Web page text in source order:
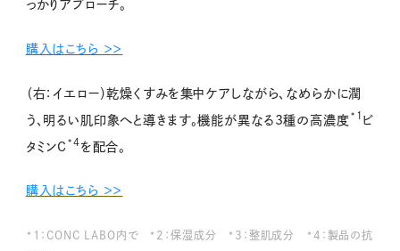
っかりアプローチ。
購入はこちら ＞＞
（右：イエロー）乾燥くすみを集中ケアしながら、なめらかに潤
う、明るい肌印象へと導きます。機能が異なる3種の高濃度 *1 ビ
タミンC *4 を配合。
購入はこちら ＞＞
*1：CONC LABO内で *2：保湿成分 *3：整肌成分 *4：製品の抗